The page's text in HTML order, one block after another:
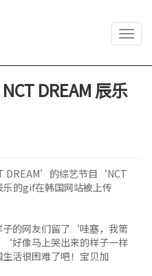
DREAM 辰乐
的综艺节目‘NCT
的gif在韩国网站被上传
的网友们留了‘哇塞，我第
好像马上哭出来的样子一样
活很困难了吧！宝贝加